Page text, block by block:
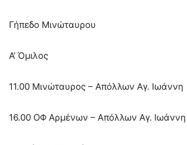
Γήπεδο Μινώταυρου
Α’ Όμιλος
11.00 Μινώταυρος – Απόλλων Αγ. Ιωάννη
16.00 ΟΦ Αρμένων – Απόλλων Αγ. Ιωάννη